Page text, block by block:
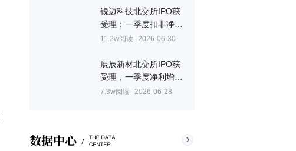
锐迈科技北交所IPO获
受理：一季度扣非净利
预降43.8%，关联交易
11.2w阅读 2026-06-30
展辰新材北交所IPO获
受理，一季度净利增
308%至585.5万元
7.3w阅读 2026-06-28